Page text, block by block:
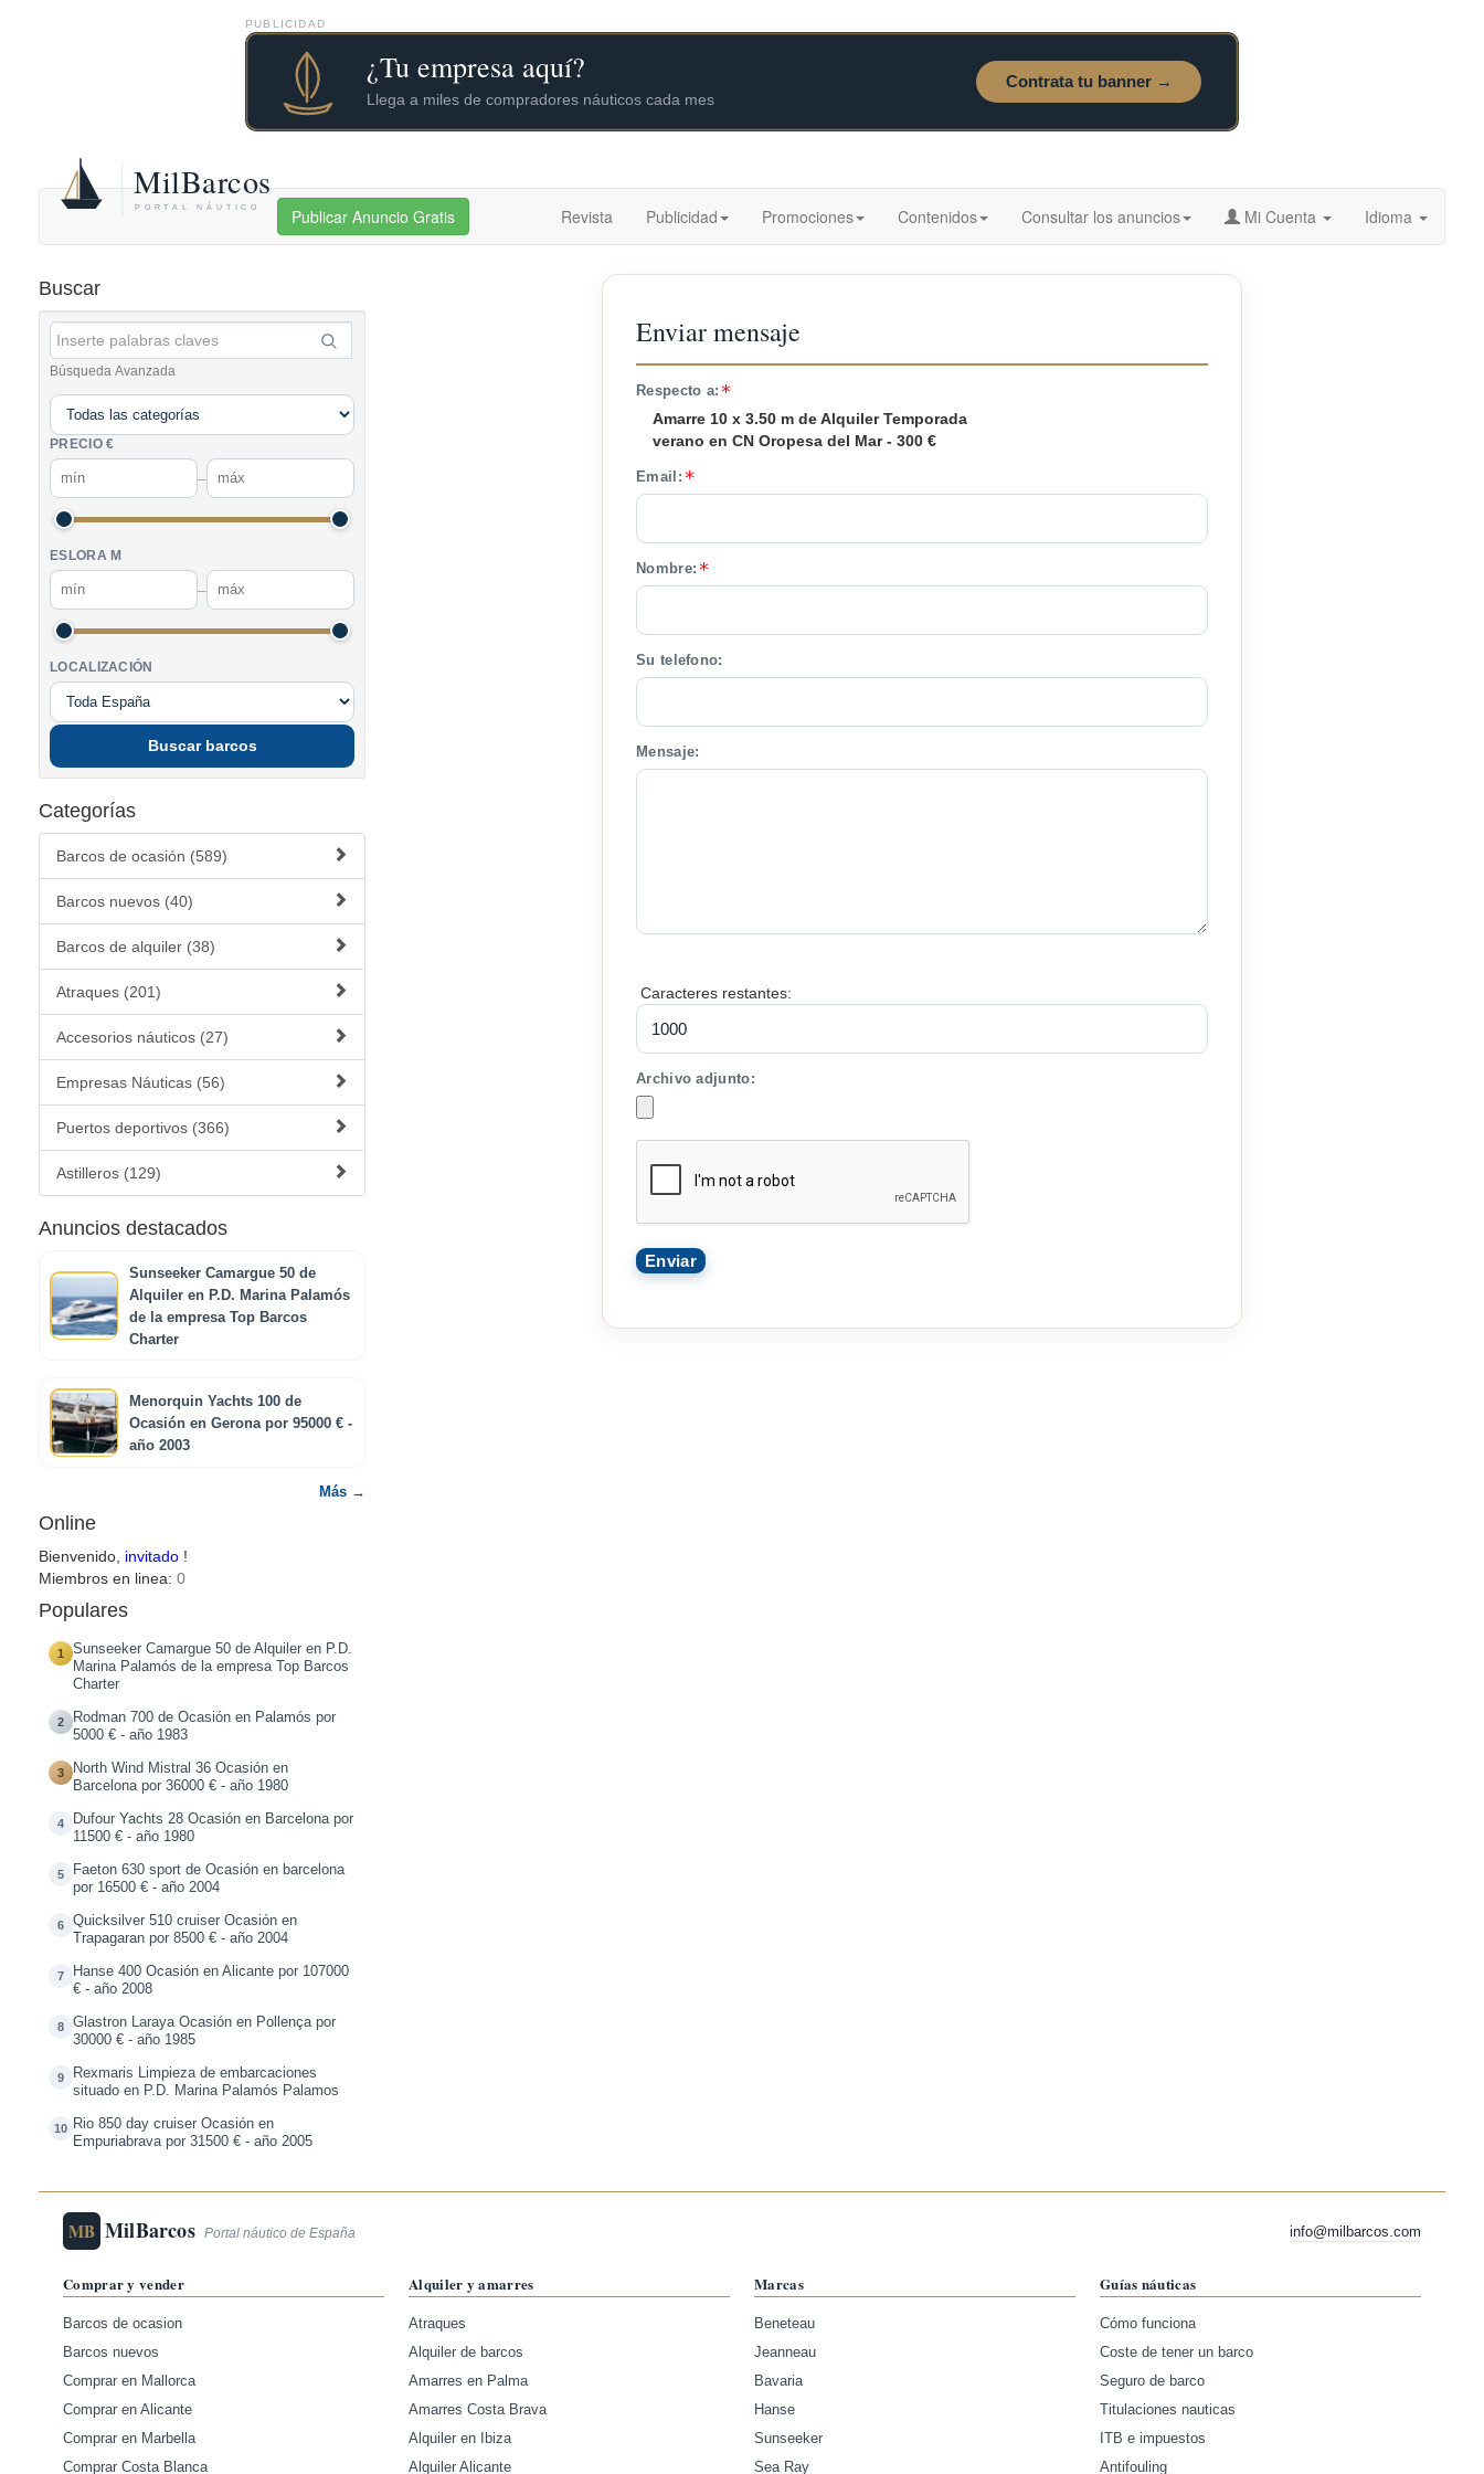
PUBLICIDAD
Publicar Anuncio Gratis Revista Publicidad Promociones Contenidos Consultar los anuncios Mi Cuenta Idioma
Buscar
Búsqueda Avanzada
PRECIO €
–
ESLORA M
–
LOCALIZACIÓN
Buscar barcos
Categorías
Barcos de ocasión (589)
Barcos nuevos (40)
Barcos de alquiler (38)
Atraques (201)
Accesorios náuticos (27)
Empresas Náuticas (56)
Puertos deportivos (366)
Astilleros (129)
Anuncios destacados
Sunseeker Camargue 50 de
Alquiler en P.D. Marina Palamós
de la empresa Top Barcos
Charter
Menorquin Yachts 100 de
Ocasión en Gerona por 95000 € -
año 2003
Más →
Online
Bienvenido, invitado !
Miembros en linea: 0
Populares
1
Sunseeker Camargue 50 de Alquiler en P.D.
Marina Palamós de la empresa Top Barcos
Charter
2
Rodman 700 de Ocasión en Palamós por
5000 € - año 1983
3
North Wind Mistral 36 Ocasión en
Barcelona por 36000 € - año 1980
4
Dufour Yachts 28 Ocasión en Barcelona por
11500 € - año 1980
5
Faeton 630 sport de Ocasión en barcelona
por 16500 € - año 2004
6
Quicksilver 510 cruiser Ocasión en
Trapagaran por 8500 € - año 2004
7
Hanse 400 Ocasión en Alicante por 107000
€ - año 2008
8
Glastron Laraya Ocasión en Pollença por
30000 € - año 1985
9
Rexmaris Limpieza de embarcaciones
situado en P.D. Marina Palamós Palamos
10 Rio 850 day cruiser Ocasión en
Empuriabrava por 31500 € - año 2005
Enviar mensaje
Respecto a:
Amarre 10 x 3.50 m de Alquiler Temporada
verano en CN Oropesa del Mar - 300 €
Email:
Nombre:
Su telefono:
Mensaje:
Caracteres restantes:
Archivo adjunto:
MB MilBarcos Portal náutico de España info@milbarcos.com
Comprar y vender
Barcos de ocasion
Barcos nuevos
Comprar en Mallorca
Comprar en Alicante
Comprar en Marbella
Comprar Costa Blanca
Alquiler y amarres
Atraques
Alquiler de barcos
Amarres en Palma
Amarres Costa Brava
Alquiler en Ibiza
Alquiler Alicante
Marcas
Beneteau
Jeanneau
Bavaria
Hanse
Sunseeker
Sea Ray
Guías náuticas
Cómo funciona
Coste de tener un barco
Seguro de barco
Titulaciones nauticas
ITB e impuestos
Antifouling